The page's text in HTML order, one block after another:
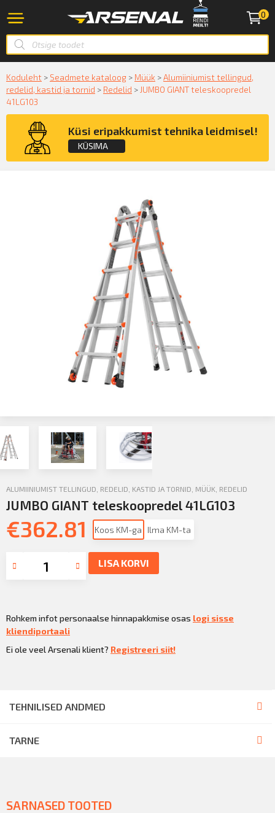
0
Koduleht > Seadmete kataloog > Müük >Alumiiniumist tellingud,
redelid, kastid ja tornid > Redelid > JUMBO GIANT teleskoopredel
41LG103
Küsi eripakkumist tehnika leidmisel!
KÜSIMA
KÜSIN!
ALUMIINIUMIST TELLINGUD, REDELID, KASTID JA TORNID MÜÜK REDELID
JUMBO GIANT teleskoopredel 41LG103
€362.81 Koos KM-ga Ilma KM-ta
LISA KORVI
Rohkem infot personaalse hinnapakkmise osas logi sisse
kliendiportaali
Ei ole veel Arsenali klient? Registreeri siit!
TEHNILISED ANDMED
TARNE
SARNASED TOOTED